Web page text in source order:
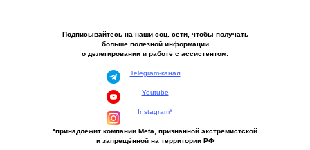
Подписывайтесь на наши соц. сети, чтобы получать
больше полезной информации
о делегировании и работе с ассистентом:
Telegram-канал
Youtube
Instagram*
*принадлежит компании Meta, признанной экстремистской
и запрещённой на территории РФ